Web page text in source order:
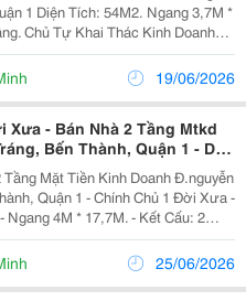
1 Diện Tích: 54M2. Ngang 3,7M *
Chủ Tự Khai Thác Kinh Doanh
Lý: Chuẩn. Chào: 21T. Giang
Nhận Ký Gửi...
19/06/2026
Xưa - Bán Nhà 2 Tầng Mtkd
Bến Thành, Quận 1 - Dt
Vức - Ngay Đh Hoa Sen -
Mặt Tiền Kinh Doanh Đ.nguyễn
Quận 1 - Chính Chủ 1 Đời Xưa -
Ngang 4M * 17,7M. - Kết Cấu: 2
Mới Xây Theo Công Năng Sử Dụng
- Sổ Hồng Vuông Như...25/06/2026